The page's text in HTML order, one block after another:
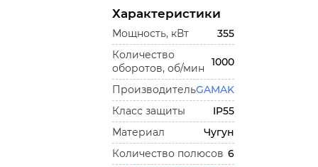
Характеристики
Мощность, кВт
355
Количество
оборотов, об/мин
1000
ПроизводительGAMAK
Класс защиты
IP55
Материал
Чугун
Количество полюсов 6